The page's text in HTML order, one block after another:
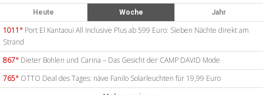
Heute Woche Jahr
1011° Port El Kantaoui All Inclusive Plus ab 599 Euro: Sieben Nächte direkt am
Strand
867° Dieter Bohlen und Carina – Das Gesicht der CAMP DAVID Mode
765° OTTO Deal des Tages: näve Fanilo Solarleuchten für 19,99 Euro